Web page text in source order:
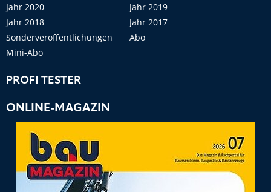
Jahr 2020
Jahr 2019
Jahr 2018
Jahr 2017
Sonderveröffentlichungen
Abo
Mini-Abo
PROFI TESTER
ONLINE-MAGAZIN